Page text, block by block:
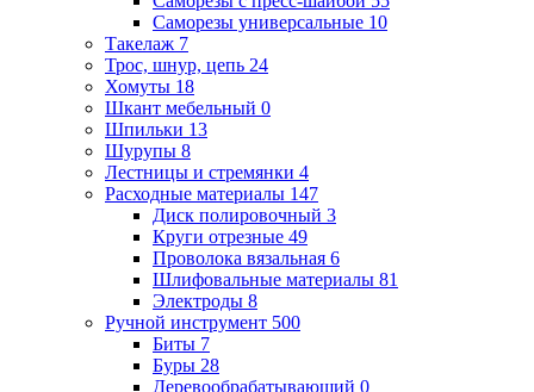
Саморезы универсальные 10
Такелаж 7
Трос, шнур, цепь 24
Хомуты 18
Шкант мебельный 0
Шпильки 13
Шурупы 8
Лестницы и стремянки 4
Расходные материалы 147
Диск полировочный 3
Круги отрезные 49
Проволока вязальная 6
Шлифовальные материалы 81
Электроды 8
Ручной инструмент 500
Биты 7
Буры 28
Деревообрабатывающий 0